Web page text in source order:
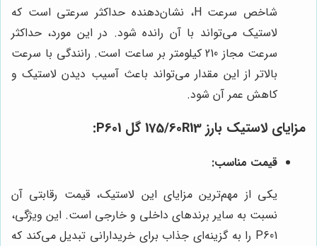
شاخص سرعت H، نشان‌دهنده حداکثر سرعتی است که
لاستیک می‌تواند با آن رانده شود. در این مورد، حداکثر
سرعت مجاز 210 کیلومتر بر ساعت است. رانندگی با سرعت
بالاتر از این مقدار می‌تواند باعث آسیب دیدن لاستیک و
کاهش عمر آن شود.
مزایای لاستیک بارز 175/60R13 گل P601:
قیمت مناسب:
یکی از مهم‌ترین مزایای این لاستیک، قیمت رقابتی آن
نسبت به سایر برندهای داخلی و خارجی است. این ویژگی،
P601 را به گزینه‌ای جذاب برای خریدارانی تبدیل می‌کند که